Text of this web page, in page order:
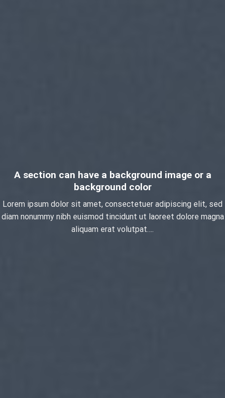
A section can have a background image or a
background color
Lorem ipsum dolor sit amet, consectetuer adipiscing elit, sed
diam nonummy nibh euismod tincidunt ut laoreet dolore magna
aliquam erat volutpat….